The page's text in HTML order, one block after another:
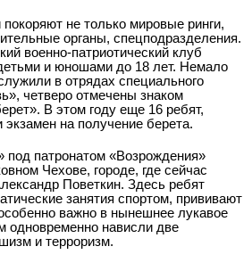
не только мировые ринги,
органы, спецподразделения.
военно-патриотический клуб
и юношами до 18 лет. Немало
в отрядах специального
четверо отмечены знаком
В этом году еще 16 ребят,
на получение берета.
патронатом «Возрождения»
Чехове, городе, где сейчас
Поветкин. Здесь ребят
занятия спортом, прививают
важно в нынешнее лукавое
одновременно нависли две
и терроризм.